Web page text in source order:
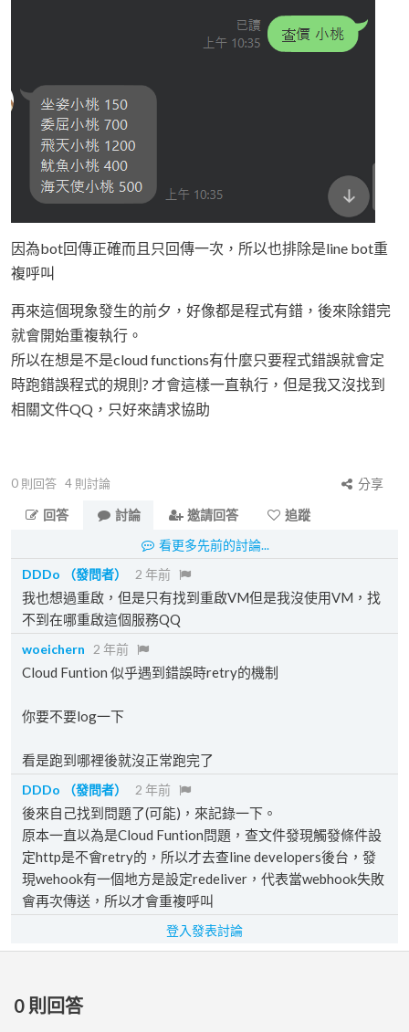
因為bot回傳正確而且只回傳一次，所以也排除是line bot重
複呼叫
再來這個現象發生的前夕，好像都是程式有錯，後來除錯完
就會開始重複執行。
所以在想是不是cloud functions有什麼只要程式錯誤就會定
時跑錯誤程式的規則? 才會這樣一直執行，但是我又沒找到
相關文件QQ，只好來請求協助
0 則回答 4 則討論
分享
回答
討論 邀請回答
追蹤
看更多先前的討論...
DDDo
（發問者） 2 年前
我也想過重啟，但是只有找到重啟VM但是我沒使用VM，找
不到在哪重啟這個服務QQ
woeichern 2 年前
Cloud Funtion 似乎遇到錯誤時retry的機制
你要不要log一下
看是跑到哪裡後就沒正常跑完了
DDDo （發問者） 2 年前
後來自己找到問題了(可能)，來記錄一下。
原本一直以為是Cloud Funtion問題，查文件發現觸發條件設
定http是不會retry的，所以才去查line developers後台，發
現wehook有一個地方是設定redeliver，代表當webhook失敗
會再次傳送，所以才會重複呼叫
登入發表討論
0 則回答